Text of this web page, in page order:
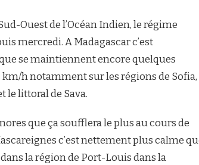
Ouest de l’Océan Indien, le régime
mercredi. A Madagascar c’est
se maintiennent encore quelques
h notamment sur les régions de Sofia,
le littoral de Sava.
que ça soufflera le plus au cours de
c’est nettement plus calme
la région de Port-Louis dans la